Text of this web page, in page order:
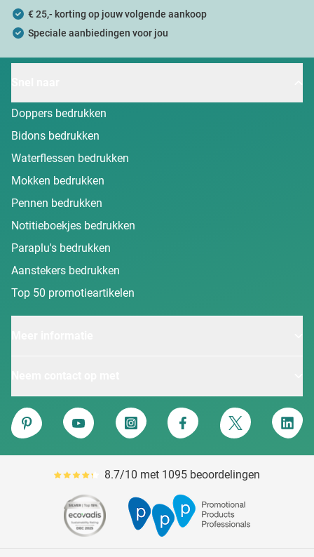
€ 25,- korting op jouw volgende aankoop
Speciale aanbiedingen voor jou
Doppers bedrukken
Bidons bedrukken
Waterflessen bedrukken
Mokken bedrukken
Pennen bedrukken
Notitieboekjes bedrukken
Paraplu's bedrukken
Aanstekers bedrukken
Top 50 promotieartikelen
Van Heijster
Pinterest
YouTube Instagram Facebook Twitter
Gemiddeld reviewpercentage is 87
8.7/10 met 1095 beoordelingen